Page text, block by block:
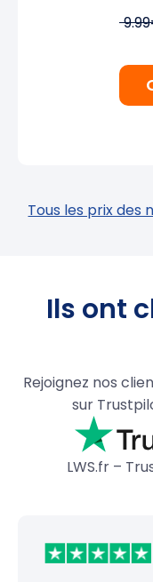
Tous les prix des
Ils ont
Rejoignez nos
sur
LWS.fr –